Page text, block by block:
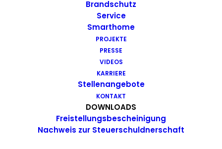
Brandschutz
Service
Smarthome
PROJEKTE
PRESSE
VIDEOS
KARRIERE
Stellenangebote
KONTAKT
DOWNLOADS
Freistellungsbescheinigung
Nachweis zur Steuerschuldnerschaft
Perspektive
Du hast Bock auf einen Job mit
Action. Bewirb dich ganz einfach
ZU DEN STELLENANGEBOTEN